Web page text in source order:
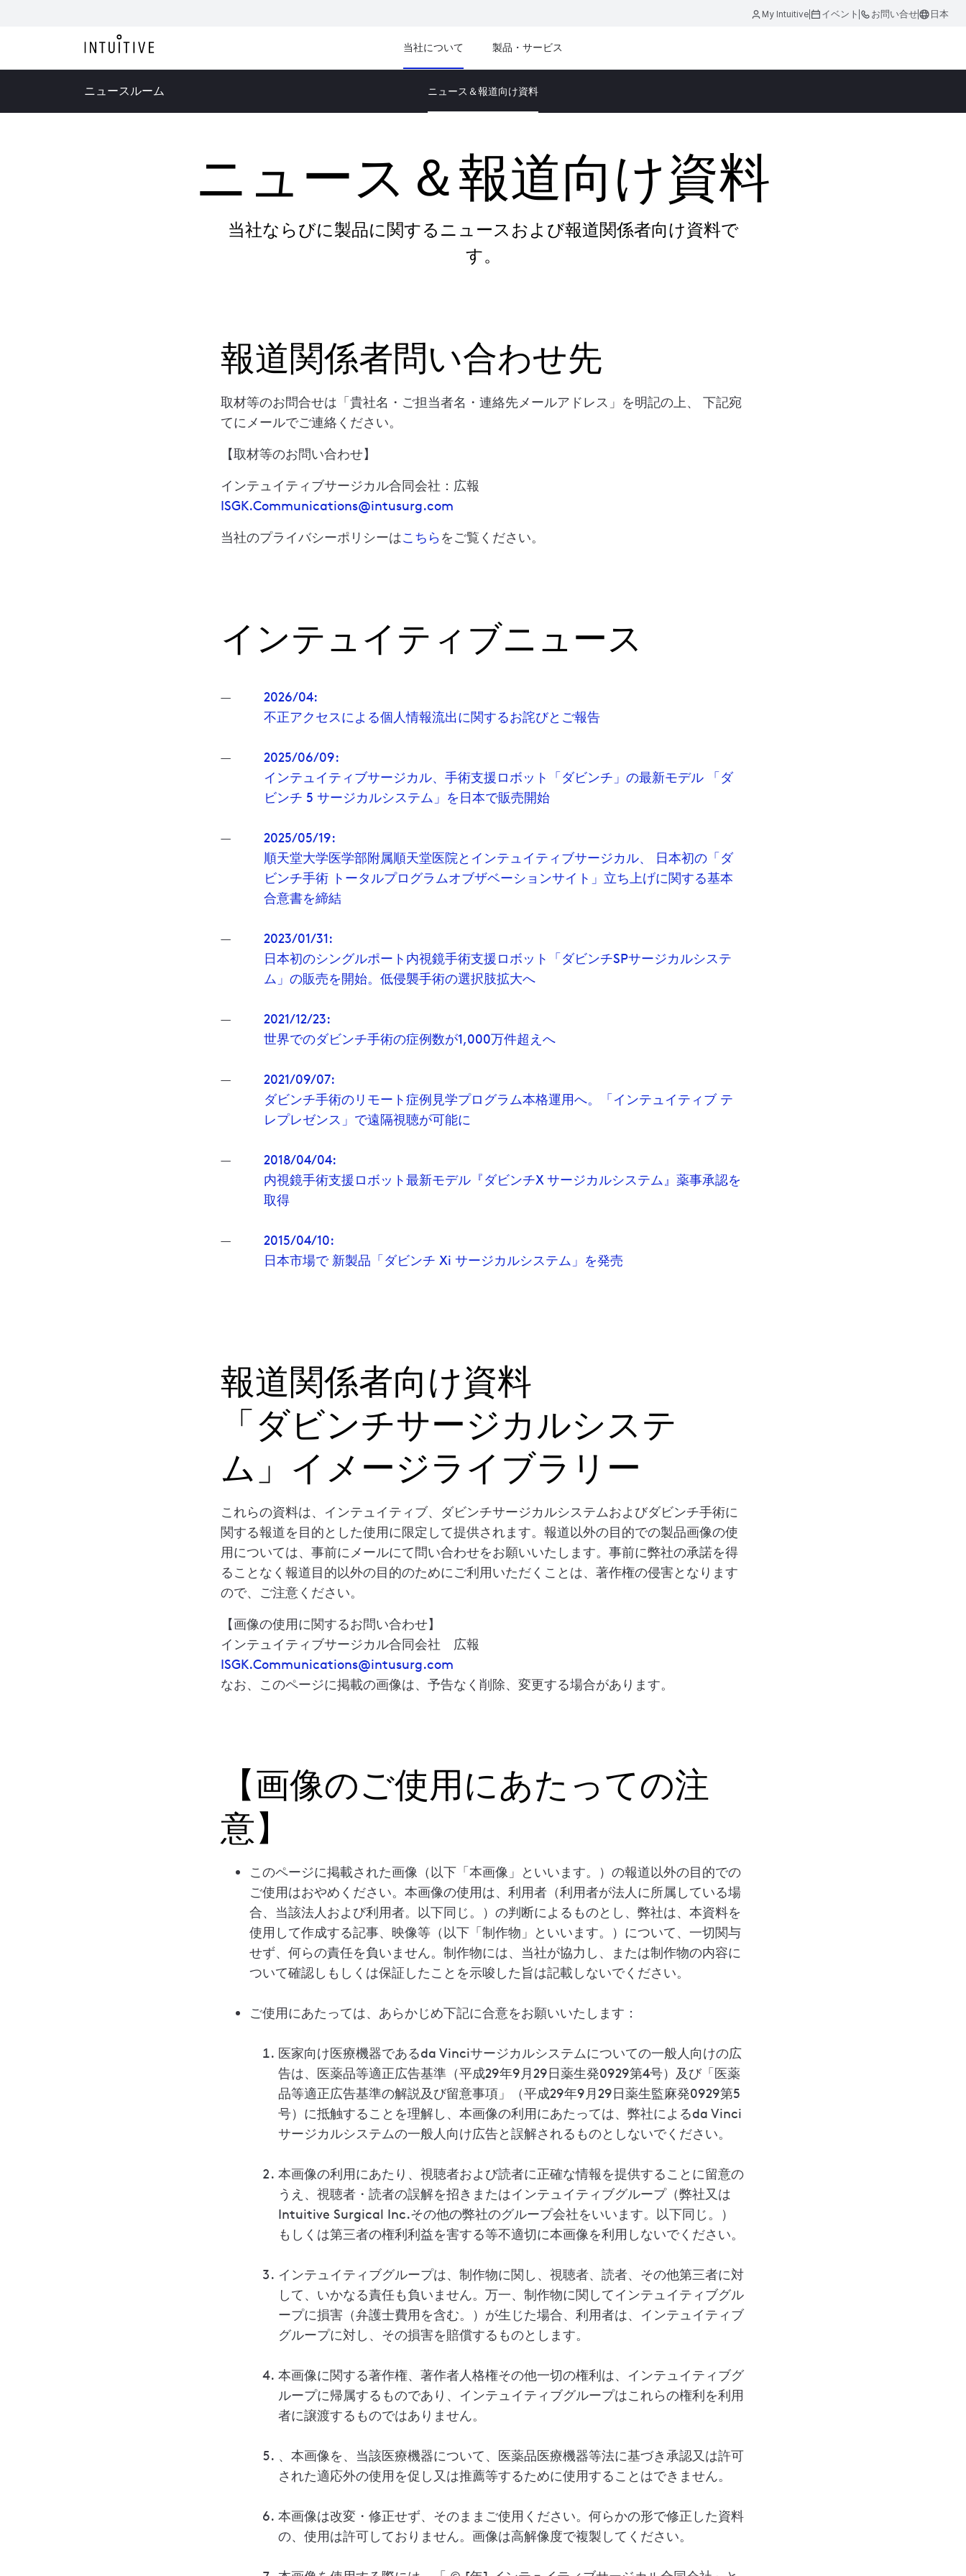
My Intuitive イベント お問い合せ 日本
当社について 製品・サービス
ニュースルーム ニュース＆報道向け資料
ニュース＆報道向け資料
当社ならびに製品に関するニュースおよび報道関係者向け資料で
す。
報道関係者問い合わせ先
取材等のお問合せは「貴社名・ご担当者名・連絡先メールアドレス」を明記の上、 下記宛
てにメールでご連絡ください。
【取材等のお問い合わせ】
インテュイティブサージカル合同会社：広報
ISGK.Communications@intusurg.com
当社のプライバシーポリシーはこちら をご覧ください。
インテュイティブニュース
2026/04:
不正アクセスによる個人情報流出に関するお詫びとご報告
2025/06/09:
インテュイティブサージカル、手術支援ロボット「ダビンチ」の最新モデル 「ダ
ビンチ 5 サージカルシステム」を日本で販売開始
2025/05/19:
順天堂大学医学部附属順天堂医院とインテュイティブサージカル、 日本初の「ダ
ビンチ手術 トータルプログラムオブザベーションサイト」立ち上げに関する基本
合意書を締結
2023/01/31:
日本初のシングルポート内視鏡手術支援ロボット「ダビンチSPサージカルシステ
ム」の販売を開始。低侵襲手術の選択肢拡大へ
2021/12/23:
世界でのダビンチ手術の症例数が1,000万件超えへ
2021/09/07:
ダビンチ手術のリモート症例見学プログラム本格運用へ。「インテュイティブ テ
レプレゼンス」で遠隔視聴が可能に
2018/04/04:
内視鏡手術支援ロボット最新モデル『ダビンチX サージカルシステム』薬事承認を
取得
2015/04/10:
日本市場で 新製品「ダビンチ Xi サージカルシステム」を発売
報道関係者向け資料
「ダビンチサージカルシステ
ム」イメージライブラリー
これらの資料は、インテュイティブ、ダビンチサージカルシステムおよびダビンチ手術に
関する報道を目的とした使用に限定して提供されます。報道以外の目的での製品画像の使
用については、事前にメールにて問い合わせをお願いいたします。事前に弊社の承諾を得
ることなく報道目的以外の目的のためにご利用いただくことは、著作権の侵害となります
ので、ご注意ください。
【画像の使用に関するお問い合わせ】
インテュイティブサージカル合同会社 広報
ISGK.Communications@intusurg.com
なお、このページに掲載の画像は、予告なく削除、変更する場合があります。
【画像のご使用にあたっての注
意】
このページに掲載された画像（以下「本画像」といいます。）の報道以外の目的での
ご使用はおやめください。本画像の使用は、利用者（利用者が法人に所属している場
合、当該法人および利用者。以下同じ。）の判断によるものとし、弊社は、本資料を
使用して作成する記事、映像等（以下「制作物」といいます。）について、一切関与
せず、何らの責任を負いません。制作物には、当社が協力し、または制作物の内容に
ついて確認しもしくは保証したことを示唆した旨は記載しないでください。
ご使用にあたっては、あらかじめ下記に合意をお願いいたします：
医家向け医療機器であるda Vinciサージカルシステムについての一般人向けの広
告は、医薬品等適正広告基準（平成29年9月29日薬生発0929第4号）及び「医薬
品等適正広告基準の解説及び留意事項」（平成29年9月29日薬生監麻発0929第5
号）に抵触することを理解し、本画像の利用にあたっては、弊社によるda Vinci
サージカルシステムの一般人向け広告と誤解されるものとしないでください。
本画像の利用にあたり、視聴者および読者に正確な情報を提供することに留意の
うえ、視聴者・読者の誤解を招きまたはインテュイティブグループ（弊社又は
Intuitive Surgical Inc.その他の弊社のグループ会社をいいます。以下同じ。）
もしくは第三者の権利利益を害する等不適切に本画像を利用しないでください。
インテュイティブグループは、制作物に関し、視聴者、読者、その他第三者に対
して、いかなる責任も負いません。万一、制作物に関してインテュイティブグル
ープに損害（弁護士費用を含む。）が生じた場合、利用者は、インテュイティブ
グループに対し、その損害を賠償するものとします。
本画像に関する著作権、著作者人格権その他一切の権利は、インテュイティブグ
ループに帰属するものであり、インテュイティブグループはこれらの権利を利用
者に譲渡するものではありません。
、本画像を、当該医療機器について、医薬品医療機器等法に基づき承認又は許可
された適応外の使用を促し又は推薦等するために使用することはできません。
本画像は改変・修正せず、そのままご使用ください。何らかの形で修正した資料
の、使用は許可しておりません。画像は高解像度で複製してください。